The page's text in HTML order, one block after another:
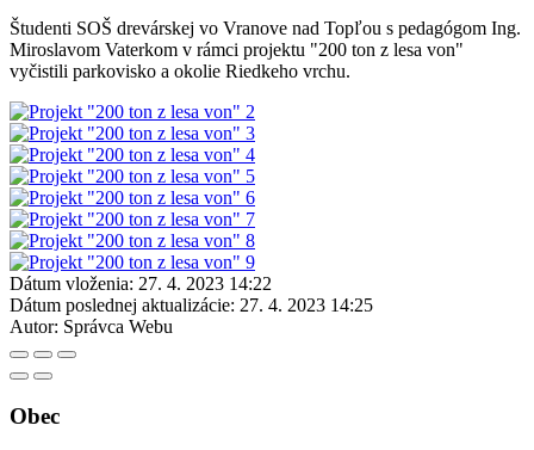
Študenti SOŠ drevárskej vo Vranove nad Topľou s pedagógom Ing.
Miroslavom Vaterkom v rámci projektu "200 ton z lesa von"
vyčistili parkovisko a okolie Riedkeho vrchu.
Dátum vloženia: 27. 4. 2023 14:22
Dátum poslednej aktualizácie: 27. 4. 2023 14:25
Autor: Správca Webu
Obec